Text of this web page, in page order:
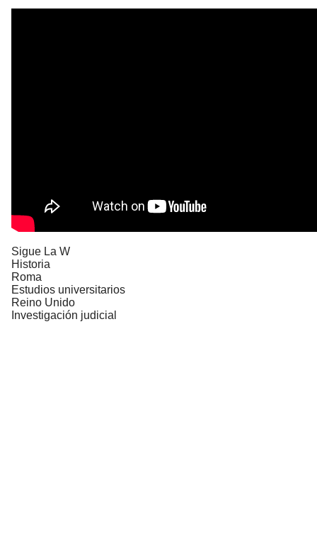
Sigue La W
Historia
Roma
Estudios universitarios
Reino Unido
Investigación judicial